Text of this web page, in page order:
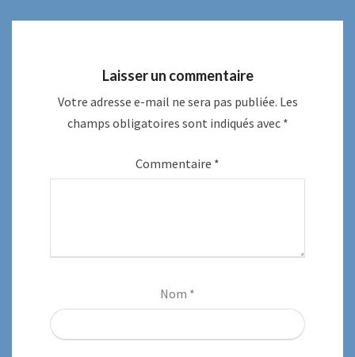
Laisser un commentaire
Votre adresse e-mail ne sera pas publiée. Les
champs obligatoires sont indiqués avec *
Commentaire *
Nom *